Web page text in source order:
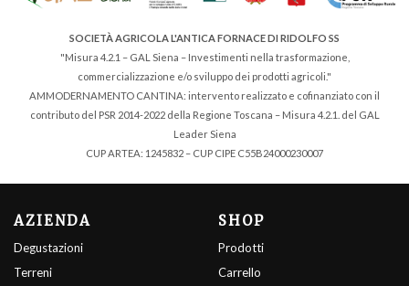
SOCIETÀ AGRICOLA L'ANTICA FORNACE DI RIDOLFO SS
"Misura 4.2.1 – GAL Siena – Investimenti nella trasformazione,
commercializzazione e/o sviluppo dei prodotti agricoli."
AMMODERNAMENTO CANTINA: intervento realizzato e cofinanziato con il
contributo del PSR 2014-2022 della Regione Toscana – Misura 4.2.1. del GAL
Leader Siena
CUP ARTEA: 1245832 – CUP CIPE C55B24000230007
AZIENDA
Degustazioni
Terreni
SHOP
Prodotti
Carrello